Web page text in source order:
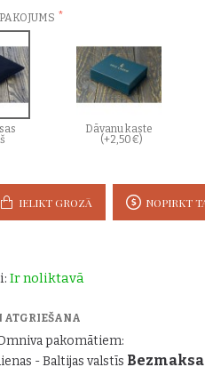
Ir noliktavā
Dāvanu kaste
(+2,50€)
IELIKT GROZĀ NOPIRKT
ATGRIEŠANA
pakomātiem:
- Baltijas valstīs